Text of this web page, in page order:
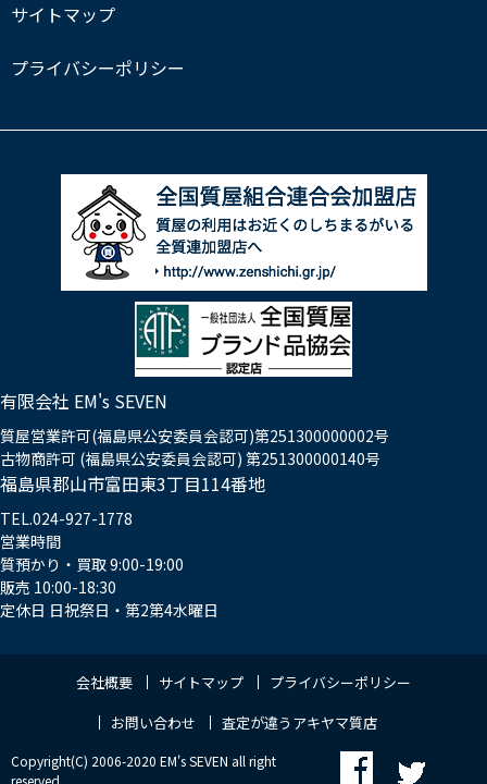
サイトマップ
プライバシーポリシー
有限会社 EM's SEVEN
質屋営業許可(福島県公安委員会認可)第251300000002号
古物商許可 (福島県公安委員会認可) 第251300000140号
福島県郡山市富田東3丁目114番地
TEL.024-927-1778
営業時間
質預かり・買取 9:00-19:00
販売 10:00-18:30
定休日 日祝祭日・第2第4水曜日
会社概要 サイトマップ
プライバシーポリシー
お問い合わせ
査定が違うアキヤマ質店
Copyright(C) 2006-2020 EM's SEVEN all right
reserved.